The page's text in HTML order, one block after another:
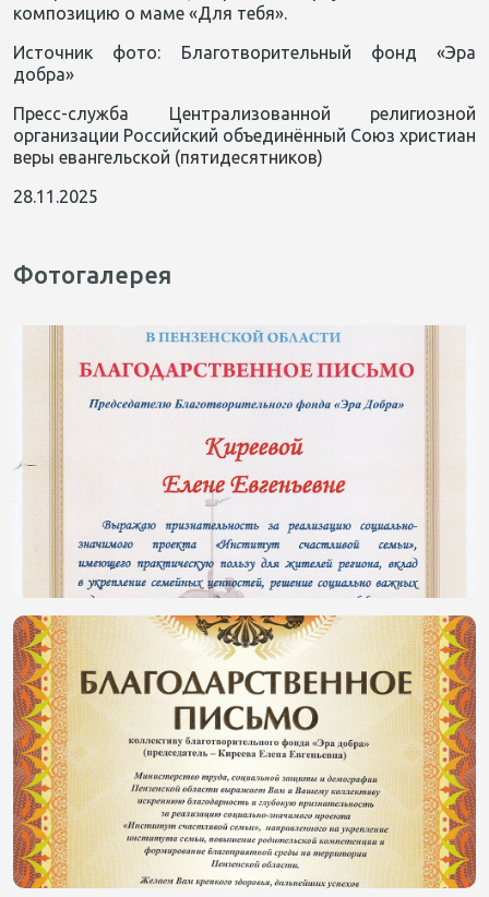
композицию о маме «Для тебя».
Источник фото: Благотворительный фонд «Эра
добра»
Пресс-служба Централизованной религиозной
организации Российский объединённый Союз христиан
веры евангельской (пятидесятников)
28.11.2025
Фотогалерея